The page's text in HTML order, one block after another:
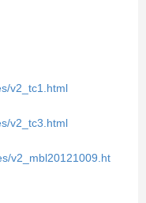
v2_tc1.html
v2_tc3.html
v2_mbl20121009.ht